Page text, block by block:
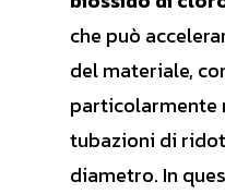
che può
del materiale,
particolarmente
tubazioni di
diametro. In